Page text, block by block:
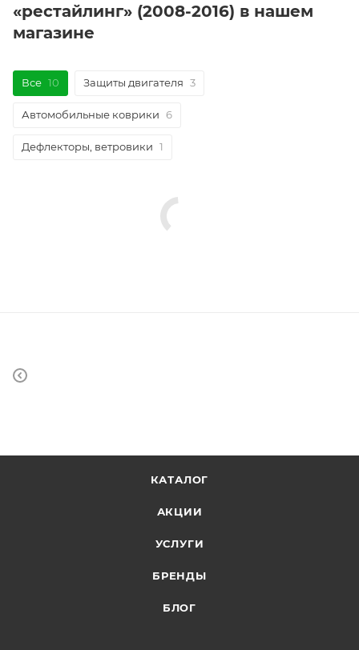
«рестайлинг» (2008-2016) в нашем
магазине
Все 10 Защиты двигателя 3
Автомобильные коврики 6
Дефлекторы, ветровики 1
КАТАЛОГ
АКЦИИ
УСЛУГИ
БРЕНДЫ
БЛОГ